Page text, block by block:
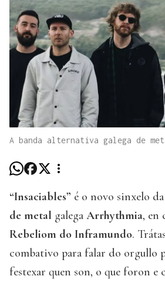
A banda alternativa galega de
“Insaciables” é o novo sinxelo da
de metal galega Arrhythmia, en
Rebeliom do Inframundo.
combativo para falar do orgullo
festexar quen son, o que foron e